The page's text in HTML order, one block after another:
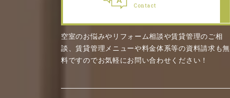
Contact
空室のお悩みやリフォーム相談や賃貸管理のご相
談、賃貸管理メニューや料金体系等の資料請求も無
料ですのでお気軽にお問い合わせください！